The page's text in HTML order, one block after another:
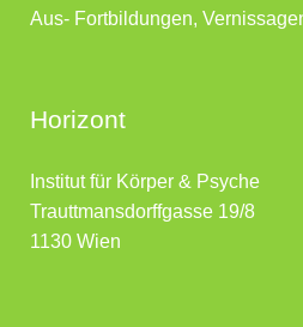
Aus- Fortbildungen,
Horizont
Institut für Körper & Psyche
Trauttmansdorffgasse 19/8
1130 Wien